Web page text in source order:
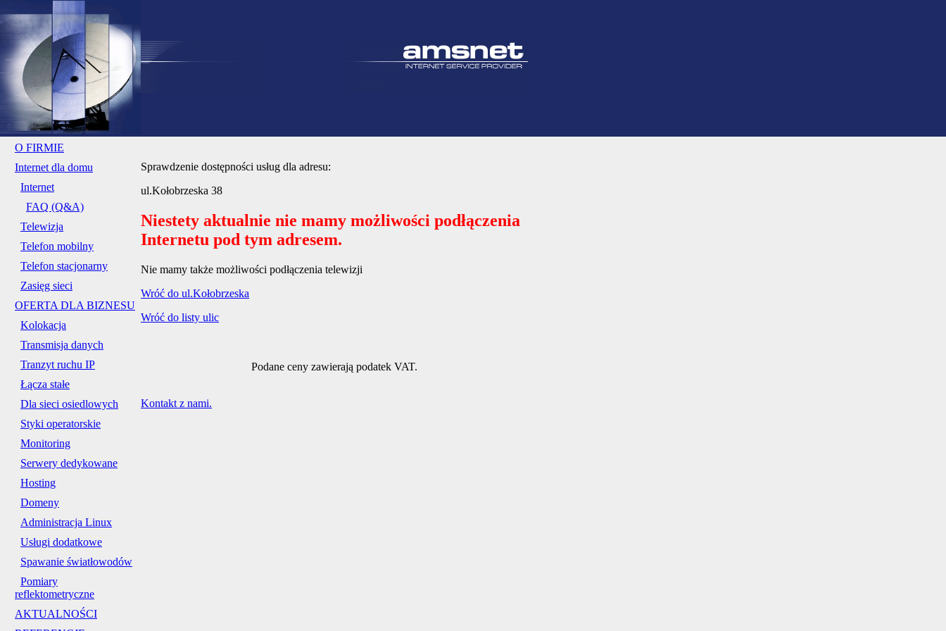
O FIRMIE
Internet dla domu
Internet
FAQ (Q&A)
Telewizja
Telefon mobilny
Telefon stacjonarny
Zasięg sieci
OFERTA DLA BIZNESU
Kolokacja
Transmisja danych
Tranzyt ruchu IP
Łącza stałe
Dla sieci osiedlowych
Styki operatorskie
Monitoring
Serwery dedykowane
Hosting
Domeny
Administracja Linux
Usługi dodatkowe
Spawanie światłowodów
Pomiary
reflektometryczne
AKTUALNOŚCI
Sprawdzenie dostępności usług dla adresu:
ul.Kołobrzeska 38
Niestety aktualnie nie mamy możliwości podłączenia
Internetu pod tym adresem.
Nie mamy także możliwości podłączenia telewizji
Wróć do ul.Kołobrzeska
Wróć do listy ulic
Podane ceny zawierają podatek VAT.
Kontakt z nami.